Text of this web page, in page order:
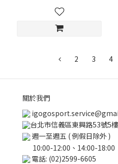
2 3 4
關於我們
台北市信義區東興路53號5樓
週一至週五 ( 例假日除外 )
10:00-12:00、14:00-18:00
電話: (02)2599-6605